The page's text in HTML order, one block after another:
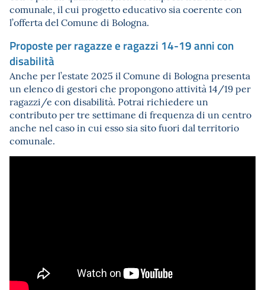
comunale, il cui progetto educativo sia coerente con
l’offerta del Comune di Bologna.
Proposte per ragazze e ragazzi 14-19 anni con
disabilità
Anche per l’estate 2025 il Comune di Bologna presenta
un elenco di gestori che propongono attività 14/19 per
ragazzi/e con disabilità. Potrai richiedere un
contributo per tre settimane di frequenza di un centro
anche nel caso in cui esso sia sito fuori dal territorio
comunale.